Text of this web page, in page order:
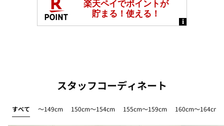
スタッフコーディネート
すべて ～149cm 150cm～154cm 155cm～159cm 160cm～164cm